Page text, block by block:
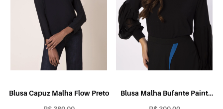
Blusa Capuz Malha Flow Preto
Blusa Malha Bufante Paint